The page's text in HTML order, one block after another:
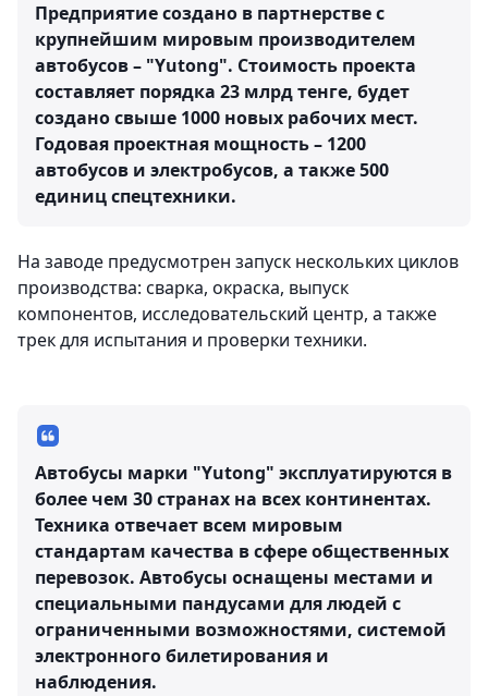
Предприятие создано в партнерстве с
крупнейшим мировым производителем
автобусов – "Yutong". Стоимость проекта
составляет порядка 23 млрд тенге, будет
создано свыше 1000 новых рабочих мест.
Годовая проектная мощность – 1200
автобусов и электробусов, а также 500
единиц спецтехники.
На заводе предусмотрен запуск нескольких циклов
производства: сварка, окраска, выпуск
компонентов, исследовательский центр, а также
трек для испытания и проверки техники.
Автобусы марки "Yutong" эксплуатируются в
более чем 30 странах на всех континентах.
Техника отвечает всем мировым
стандартам качества в сфере общественных
перевозок. Автобусы оснащены местами и
специальными пандусами для людей с
ограниченными возможностями, системой
электронного билетирования и
наблюдения.